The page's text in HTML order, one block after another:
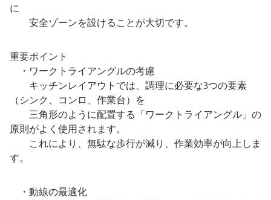
に
安全ゾーンを設けることが大切です。
重要ポイント
・ワークトライアングルの考慮
キッチンレイアウトでは、調理に必要な3つの要素
（シンク、コンロ、作業台）を
三角形のように配置する「ワークトライアングル」の
原則がよく使用されます。
これにより、無駄な歩行が減り、作業効率が向上しま
す。
・動線の最適化